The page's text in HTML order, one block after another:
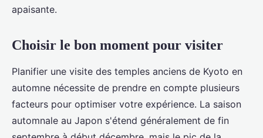
apaisante.
Choisir le bon moment pour visiter
Planifier une visite des temples anciens de Kyoto en
automne nécessite de prendre en compte plusieurs
facteurs pour optimiser votre expérience. La saison
automnale au Japon s'étend généralement de fin